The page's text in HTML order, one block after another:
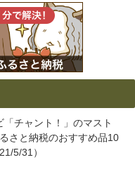
チャント！」のマスト
さと納税のおすすめ品10
5/31）